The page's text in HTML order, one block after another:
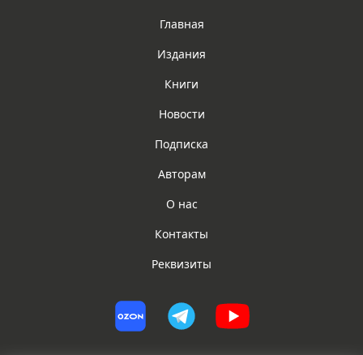
Главная
Издания
Книги
Новости
Подписка
Авторам
О нас
Контакты
Реквизиты